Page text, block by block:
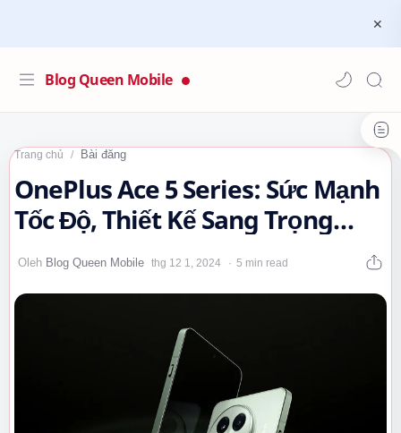
Blog Queen Mobile
Trang chủ Bài đăng
OnePlus Ace 5 Series: Sức Mạnh
Tốc Độ, Thiết Kế Sang Trọng
#OnePlusAce5Series
#OnePlusAce5…
5 min read